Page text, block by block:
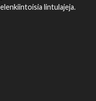
lintulajeja.